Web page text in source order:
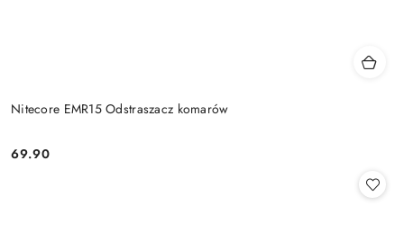
Nitecore EMR15 Odstraszacz komarów
Cena:
69.90